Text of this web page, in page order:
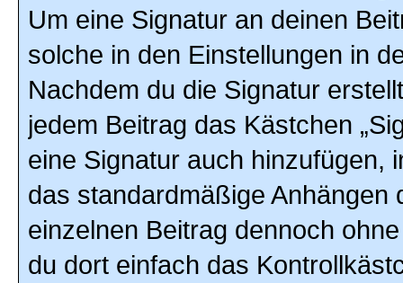
Um eine Signatur an deinen
solche in den Einstellungen in
Nachdem du die Signatur
jedem Beitrag das Kästchen
eine Signatur auch hinzufügen,
das standardmäßige Anhängen
einzelnen Beitrag dennoch
du dort einfach das